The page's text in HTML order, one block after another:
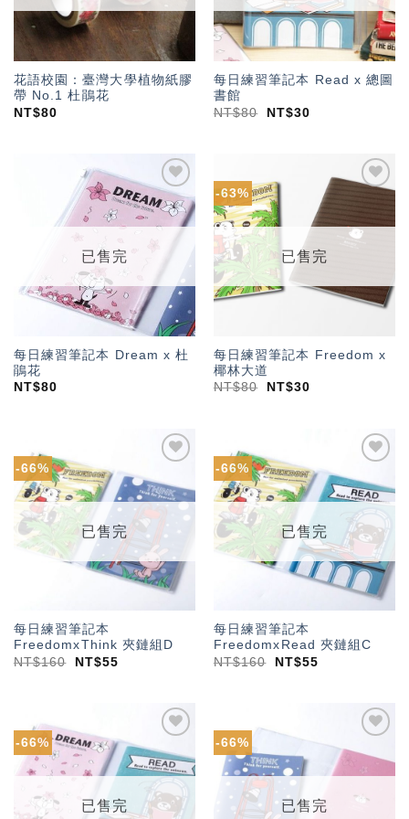
花語校園：臺灣大學植物紙膠
帶 No.1 杜鵑花
NT$80
每日練習筆記本 Read x 總圖
書館
NT$80 NT$30
加入
「願
望輕
已售完
每日練習筆記本 Dream x 杜
鵑花
NT$80
-63%
「願
望輕
已售完
每日練習筆記本 Freedom x
椰林大道
NT$80 NT$30
-66%
「願
望輕
已售完
每日練習筆記本
FreedomxThink 夾鏈組D
NT$160 NT$55
-66%
「願
望輕
單」
已售完
每日練習筆記本
FreedomxRead 夾鏈組C
NT$160 NT$55
-66%
加入
「願
望輕
已售完
-66%
「願
望輕
已售完